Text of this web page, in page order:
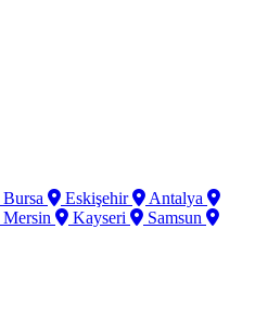
Bursa Eskişehir
Antalya
Mersin Kayseri
Samsun